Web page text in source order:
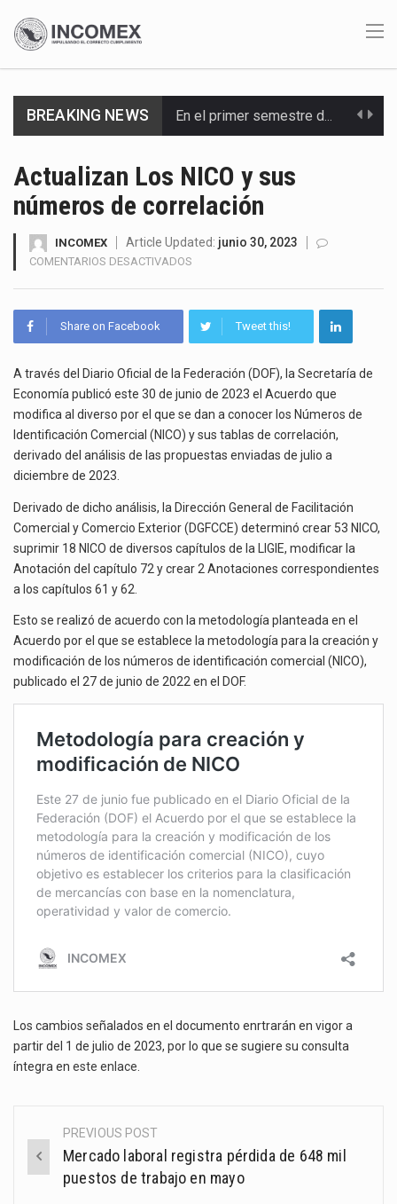
BREAKING NEWS
El gobierno de Estados Unidos anunciará un arancel del 15 % sobre los productos fabricados…
El Departamento de Agricultura de Estados Unidos (USDA) suspendió el 5 de agosto de 2026…
Actualizan Los NICO y sus
números de correlación
INCOMEX Article Updated: junio 30, 2023
COMENTARIOS DESACTIVADOS
NÚMEROS
DE
CORRELACIÓN
Share on Facebook Tweet this!
A través del Diario Oficial de la Federación (DOF), la Secretaría de
Economía publicó este 30 de junio de 2023 el Acuerdo que
modifica al diverso por el que se dan a conocer los Números de
Identificación Comercial (NICO) y sus tablas de correlación,
derivado del análisis de las propuestas enviadas de julio a
diciembre de 2023.
Derivado de dicho análisis, la Dirección General de Facilitación
Comercial y Comercio Exterior (DGFCCE) determinó crear 53 NICO,
suprimir 18 NICO de diversos capítulos de la LIGIE, modificar la
Anotación del capítulo 72 y crear 2 Anotaciones correspondientes
a los capítulos 61 y 62.
Esto se realizó de acuerdo con la metodología planteada en el
Acuerdo por el que se establece la metodología para la creación y
modificación de los números de identificación comercial (NICO),
publicado el 27 de junio de 2022 en el DOF.
Los cambios señalados en el documento enrtrarán en vigor a
partir del 1 de julio de 2023, por lo que se sugiere su consulta
íntegra en este enlace
Post
navigation
PREVIOUS POST
Mercado laboral registra pérdida de 648 mil
puestos de trabajo en mayo